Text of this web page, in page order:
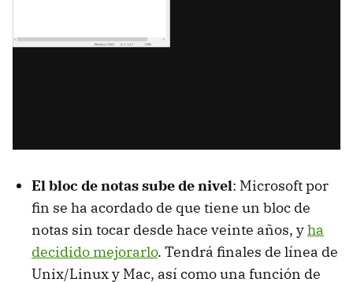
El bloc de notas sube de nivel: Microsoft por
fin se ha acordado de que tiene un bloc de
notas sin tocar desde hace veinte años, yha
decidido mejorarlo. Tendrá finales de línea de
Unix/Linux y Mac, así como una función de